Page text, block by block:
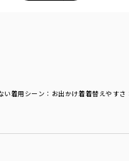
い着用シーン ：お出かけ着着替えやすさ
。